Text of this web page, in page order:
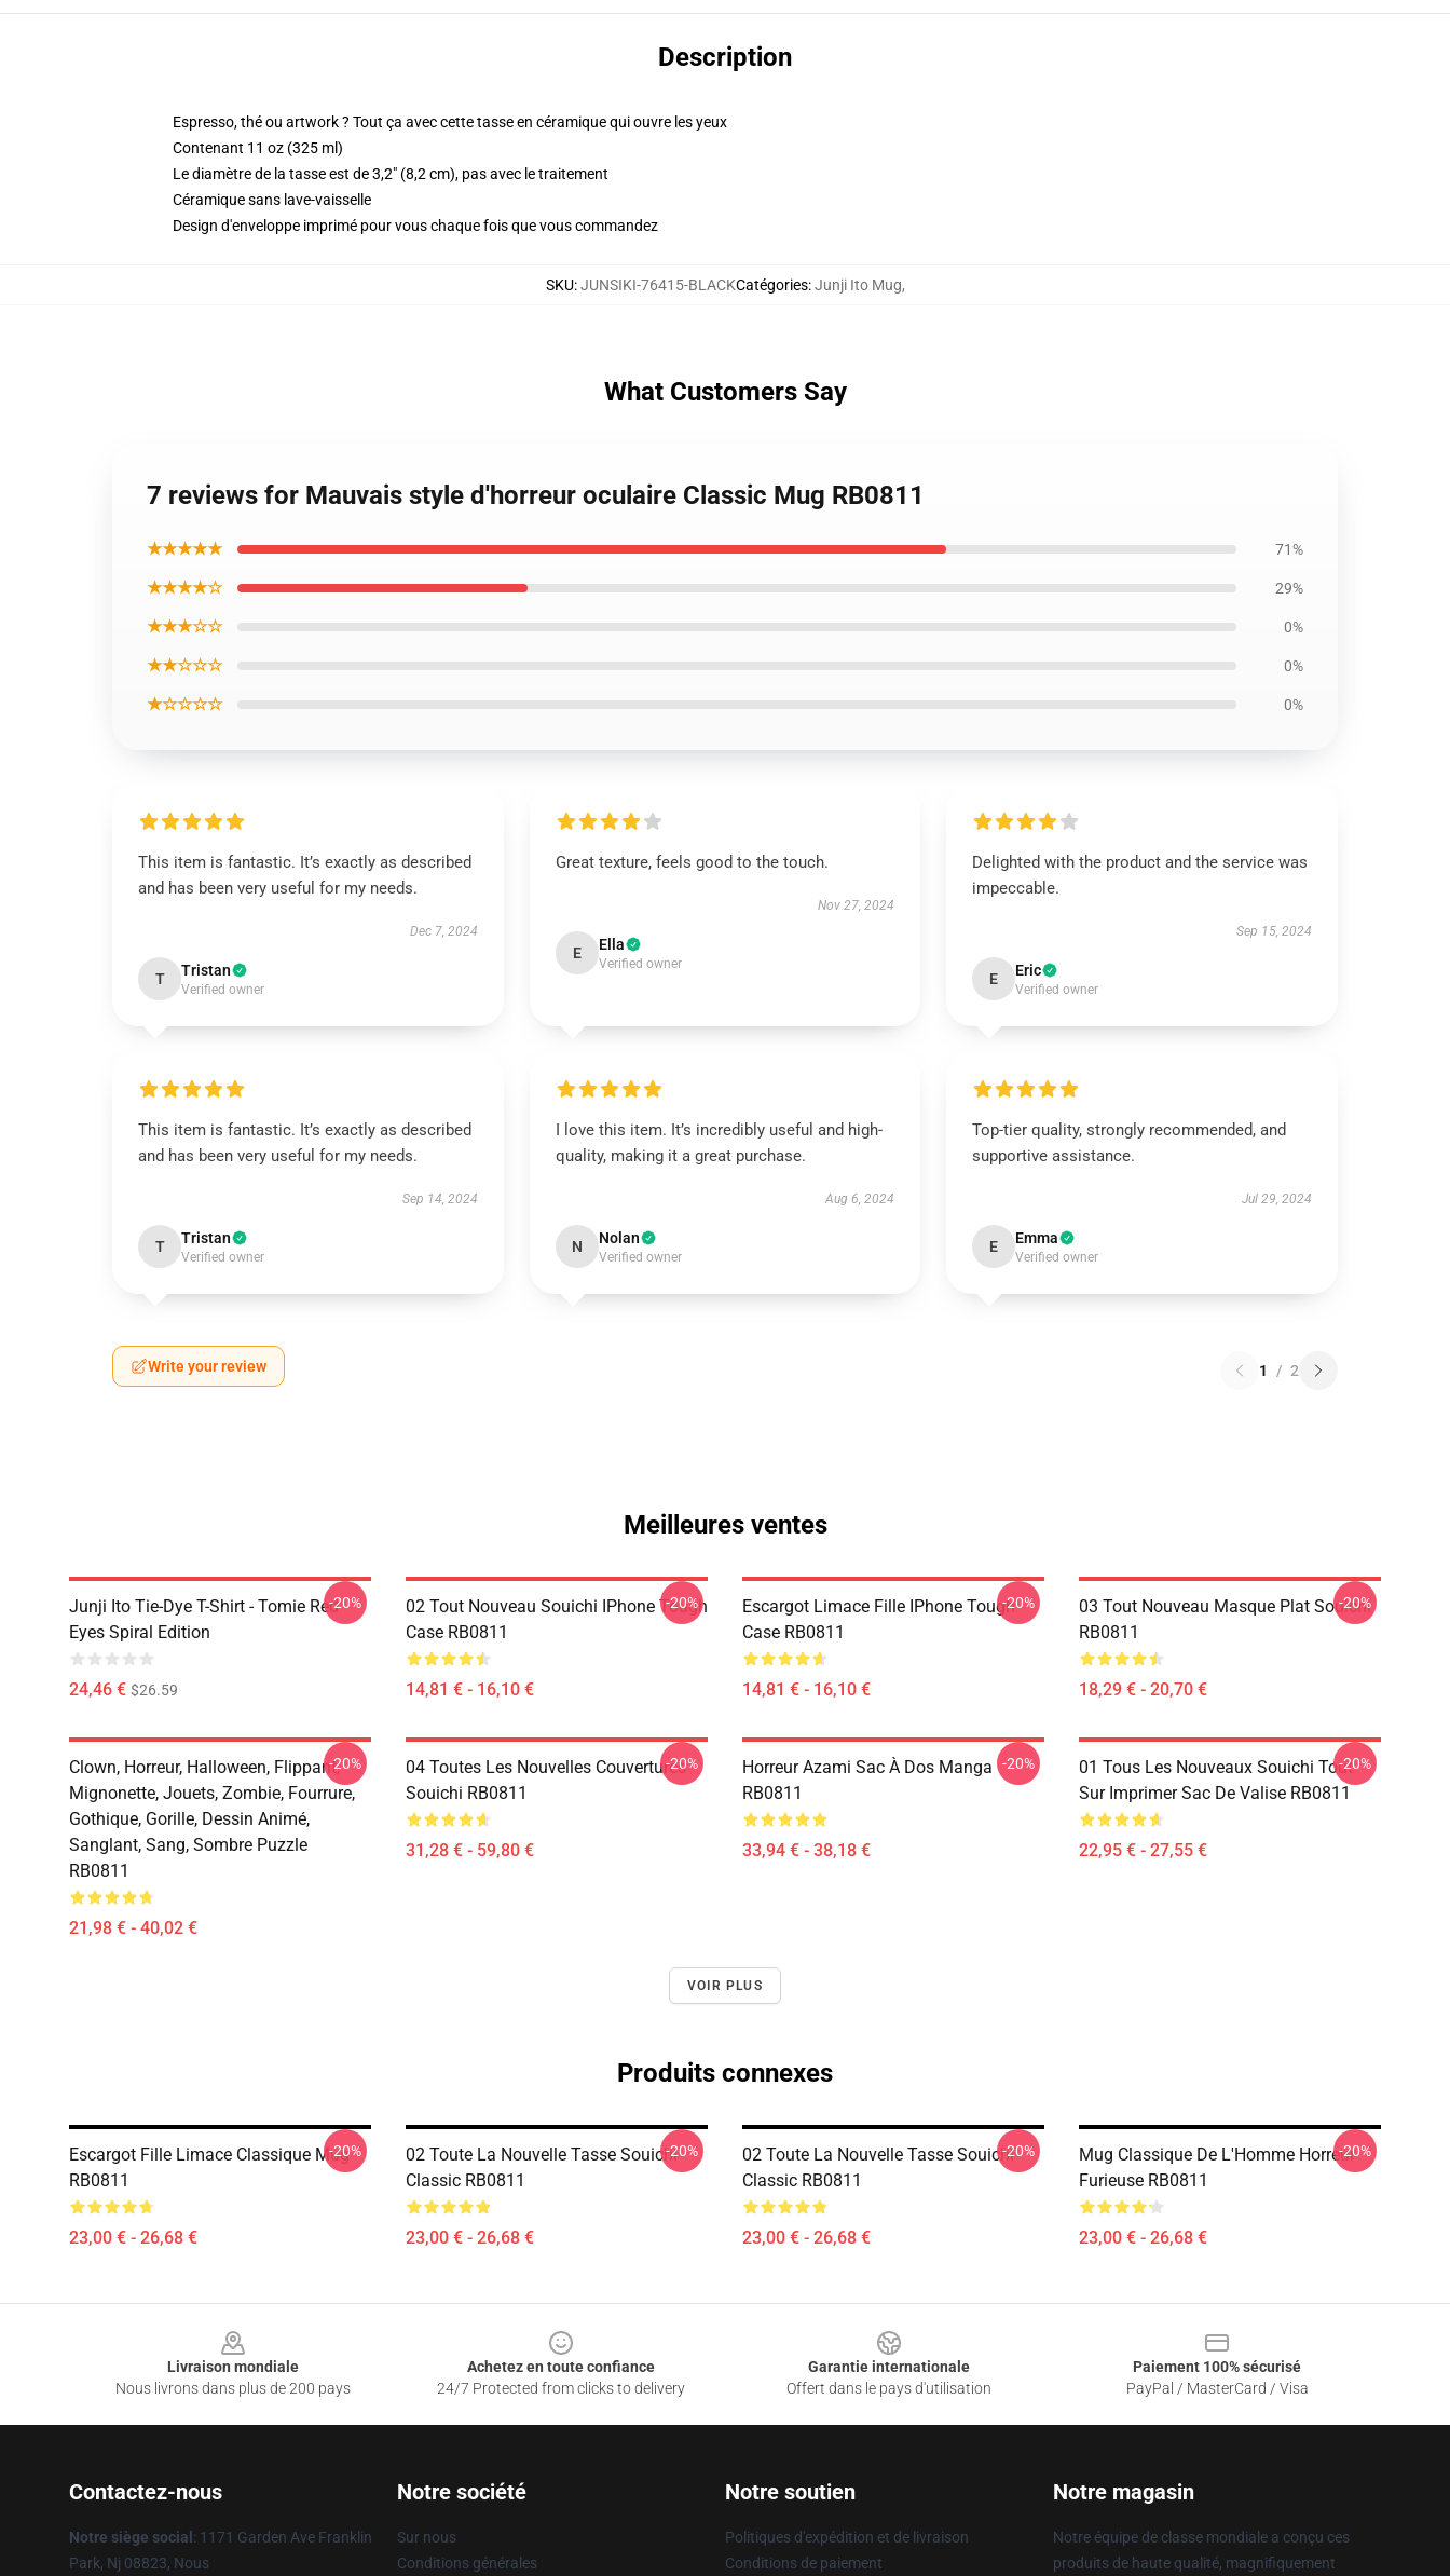
Description
Espresso, thé ou artwork ? Tout ça avec cette tasse en céramique qui ouvre les yeux
Contenant 11 oz (325 ml)
Le diamètre de la tasse est de 3,2" (8,2 cm), pas avec le traitement
Céramique sans lave-vaisselle
Design d'enveloppe imprimé pour vous chaque fois que vous commandez
SKU:JUNSIKI-76415-BLACKCatégories:Junji Ito Mug,
What Customers Say
7 reviews for Mauvais style d'horreur oculaire Classic Mug RB0811
★★★★★ 71%
★★★★☆ 29%
★★★☆☆ 0%
★★☆☆☆ 0%
★☆☆☆☆ 0%
This item is fantastic. It’s exactly as described
and has been very useful for my needs.
Dec 7, 2024
T Tristan
Verified owner
Great texture, feels good to the touch.
Nov 27, 2024
E Ella
Verified owner
Delighted with the product and the service was
impeccable.
Sep 15, 2024
E Eric
Verified owner
This item is fantastic. It’s exactly as described
and has been very useful for my needs.
Sep 14, 2024
T Tristan
Verified owner
I love this item. It’s incredibly useful and high-
quality, making it a great purchase.
Aug 6, 2024
N Nolan
Verified owner
Top-tier quality, strongly recommended, and
supportive assistance.
Jul 29, 2024
E Emma
Verified owner
Write your review 1 / 2
Meilleures ventes
Junji Ito Tie-Dye T-Shirt - Tomie Red
Eyes Spiral Edition
24,46 € $26.59
-20%
02 Tout Nouveau Souichi IPhone Tough
Case RB0811
14,81 € - 16,10 €
-20%
Escargot Limace Fille IPhone Tough
Case RB0811
14,81 € - 16,10 €
-20%
03 Tout Nouveau Masque Plat Souichi
RB0811
18,29 € - 20,70 €
-20%
Clown, Horreur, Halloween, Flippant,
Mignonette, Jouets, Zombie, Fourrure,
Gothique, Gorille, Dessin Animé,
Sanglant, Sang, Sombre Puzzle
RB0811
21,98 € - 40,02 €
-20%
04 Toutes Les Nouvelles Couvertures
Souichi RB0811
31,28 € - 59,80 €
-20%
Horreur Azami Sac À Dos Manga
RB0811
33,94 € - 38,18 €
-20%
01 Tous Les Nouveaux Souichi Tout
Sur Imprimer Sac De Valise RB0811
22,95 € - 27,55 €
-20%
VOIR PLUS
Produits connexes
Escargot Fille Limace Classique Mug
RB0811
23,00 € - 26,68 €
-20%
02 Toute La Nouvelle Tasse Souichi
Classic RB0811
23,00 € - 26,68 €
-20%
02 Toute La Nouvelle Tasse Souichi
Classic RB0811
23,00 € - 26,68 €
-20%
Mug Classique De L'Homme Horreur
Furieuse RB0811
23,00 € - 26,68 €
-20%
Livraison mondiale
Nous livrons dans plus de 200 pays
Achetez en toute confiance
24/7 Protected from clicks to delivery
Garantie internationale
Offert dans le pays d'utilisation
Paiement 100% sécurisé
PayPal / MasterCard / Visa
Contactez-nous
Notre siège social : 1171 Garden Ave Franklin
Park, Nj 08823, Nous
Notre société
Sur nous
Conditions générales
Notre soutien
Politiques d'expédition et de livraison
Conditions de paiement
Notre magasin
Notre équipe de classe mondiale a conçu ces
produits de haute qualité, magnifiquement